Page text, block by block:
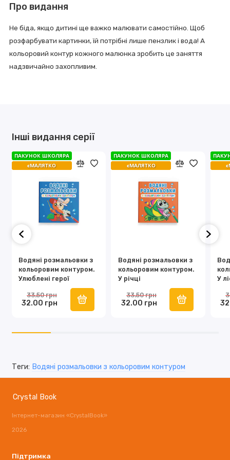
Про видання
Не біда, якщо дитині ще важко малювати самостійно. Щоб
розфарбувати картинки, їй потрібні лише пензлик і вода! А
кольоровий контур кожного малюнка зробить це заняття
надзвичайно захопливим.
Інші видання серії
Водяні розмальовки з
кольоровим контуром.
Улюблені герої
ПАКУНОК ШКОЛЯРА
єМАЛЯТКО
ПАКУНОК ШКОЛЯРА
єМАЛЯТКО
32.00 грн
33.50 грн
Водяні розмальовки з
кольоровим контуром.
У річці
ПАКУНОК ШКОЛЯРА
єМАЛЯТКО
ПАКУНОК ШКОЛЯРА
єМАЛЯТКО
32.00 грн
33.50 грн
У
Теги: Водяні розмальовки з кольоровим контуром
Crystal Book
Інтернет-магазин «CrystalBook»
2026
Підтримка